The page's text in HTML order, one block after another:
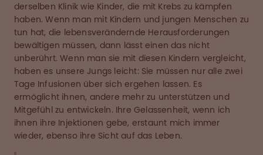
derselben Klinik wie Kinder, die mit Krebs zu kämpfen
haben. Wenn man mit Kindern und jungen Menschen zu
tun hat, die lebensverändernde Herausforderungen
bewältigen müssen, dann lässt einen das nicht
unberührt. Wenn man sie mit diesen Kindern vergleicht,
haben es unsere Jungs leicht: Sie müssen nur alle zwei
Tage Infusionen über sich ergehen lassen. Es
ermöglicht ihnen, andere mehr zu unterstützen und
Mitgefühl zu entwickeln. Ihre Gelassenheit, wenn ich
ihnen ihre Injektionen gebe, erstaunt mich immer
wieder, ebenso ihre Sicht auf das Leben.